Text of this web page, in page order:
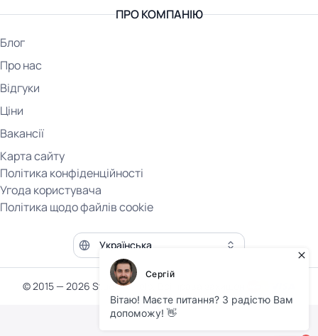
ПРО КОМПАНІЮ
Блог
Про нас
Відгуки
Ціни
Вакансії
Карта сайту
Політика конфіденційності
Угода користувача
Політика щодо файлів cookie
Мова сайту
© 2015 — 2026 Student Help. Всі права захищені